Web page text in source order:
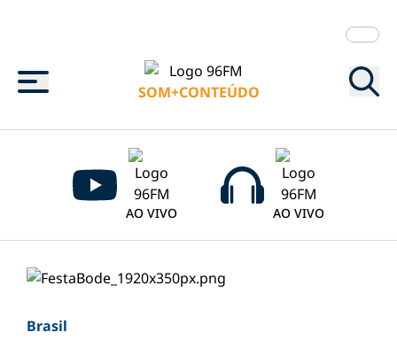
Menu
SOM+CONTEÚDO
AO VIVO AO VIVO
Brasil